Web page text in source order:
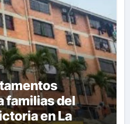
familias del
en La